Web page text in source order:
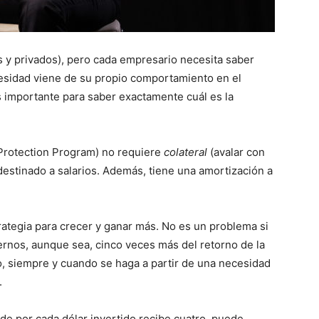
privados), pero cada empresario necesita saber
viene de su propio comportamiento en el
para saber exactamente cuál es la
Program) no requiere colateral (avalar con
a salarios. Además, tiene una amortización a
para crecer y ganar más. No es un problema si
aunque sea, cinco veces más del retorno de la
y cuando se haga a partir de una necesidad